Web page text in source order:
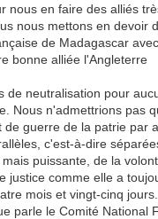
nous en faire des alliés
nous mettons en devoir
de Madagascar
bonne alliée l'Angleterre
de neutralisation pour
Nous n'admettrions pas
de guerre de la patrie par
c'est-à-dire
puissante, de la
justice comme elle a
mois et vingt-cinq
parle le Comité National